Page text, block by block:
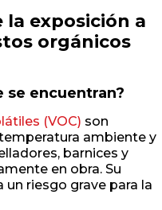
la exposición a
orgánicos
se encuentran?
(VOC) son
ambiente y
barnices y
en obra. Su
riesgo grave para la